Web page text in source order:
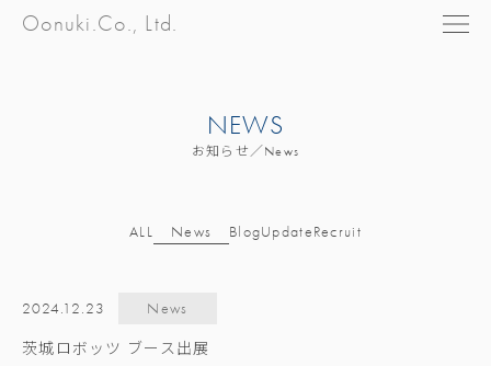
Oonuki.Co., Ltd.
NEWS
お知らせ／News
ALL News BlogUpdateRecruit
2024.12.23 News
茨城ロボッツ ブース出展